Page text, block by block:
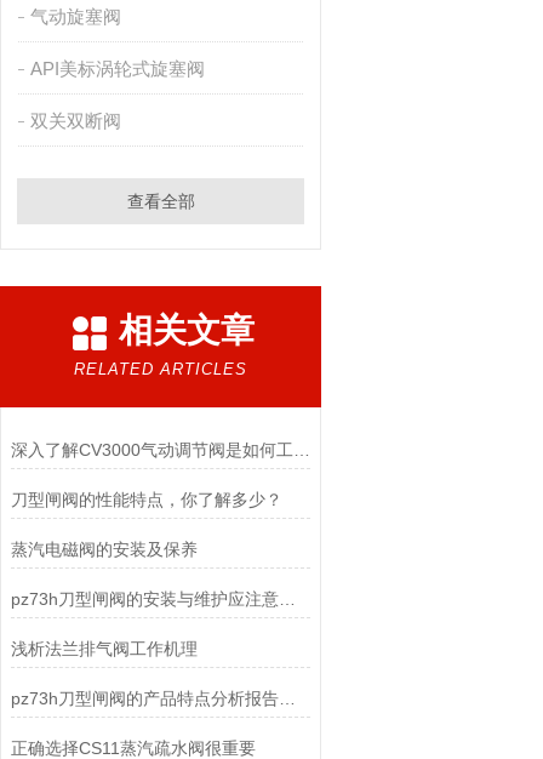
气动旋塞阀
API美标涡轮式旋塞阀
双关双断阀
查看全部
相关文章
RELATED ARTICLES
刀型闸阀的性能特点，你了解多少？
蒸汽电磁阀的安装及保养
pz73h刀型闸阀的安装与维护应注意以下事项
浅析法兰排气阀工作机理
pz73h刀型闸阀的产品特点分析报告说明
正确选择CS11蒸汽疏水阀很重要